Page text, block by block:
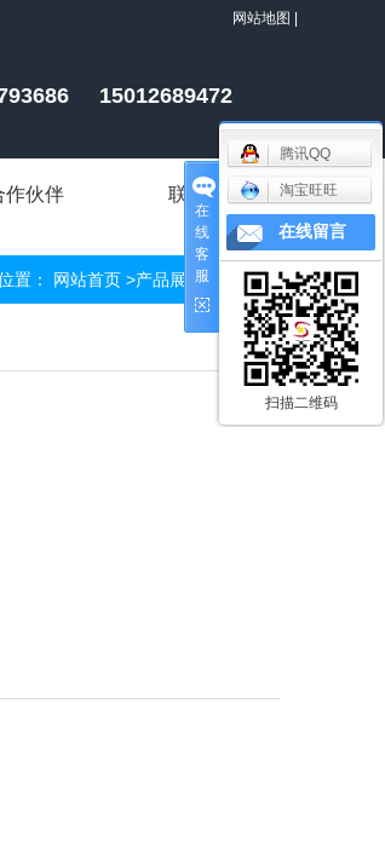
网站地图
15012689472
作伙伴 联系我们
置： 网站首页 >产品展示 > 汽配压铸
在
线
客
服
腾讯QQ
淘宝旺旺
在线留言
扫描二维码